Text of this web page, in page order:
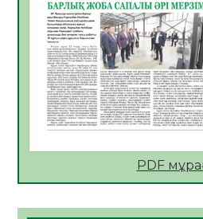
06.08.2026
ҚЫЗЫЛОРДАДА
ЖАРҚЫН БОЛАШАҚ»
МӘЖІЛІС ӨТТІ
05.08.2026
Қазақстан Орталық
азаматтың міндеті
PDF